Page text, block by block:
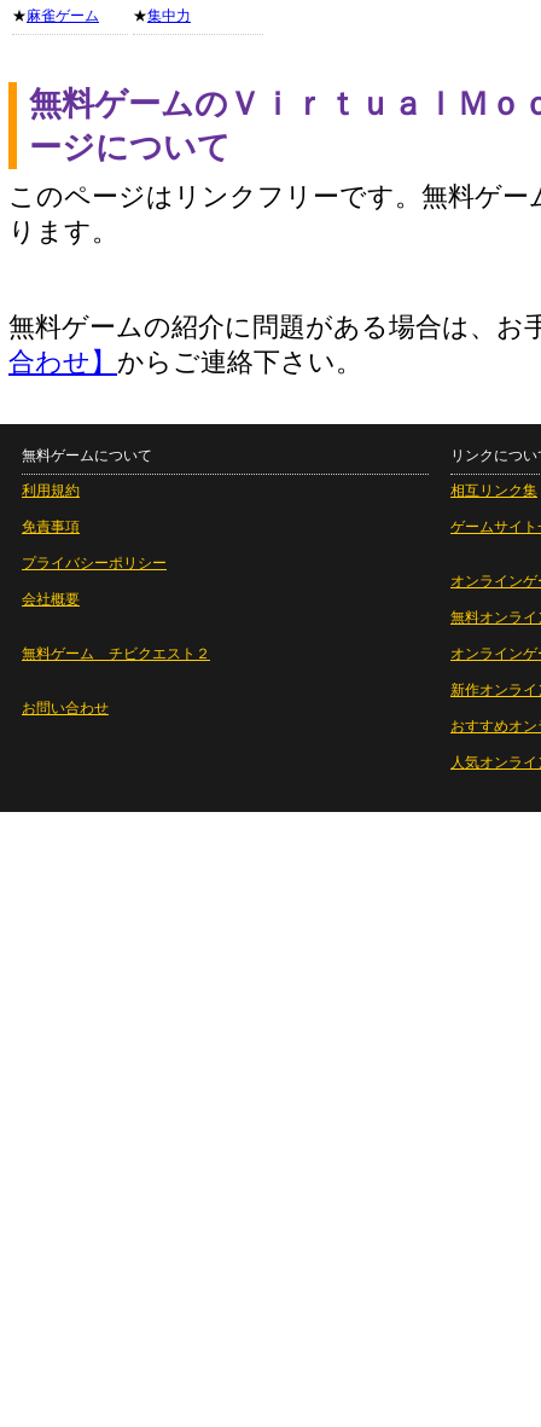
★麻雀ゲーム ★集中力
無料ゲームのＶｉｒｔｕａｌＭｏ
ージについて
このページはリンクフリーです。無料ゲー
ります。
無料ゲームの紹介に問題がある場合は、お
合わせ】 からご連絡下さい。
無料ゲームについて
利用規約
免責事項
プライバシーポリシー
会社概要
無料ゲーム チビクエスト２
お問い合わせ
リンクについ
相互リンク集
ゲームサイト
オンラインゲ
無料オンライ
オンライン
新作オンライ
おすすめオ
人気オンラ